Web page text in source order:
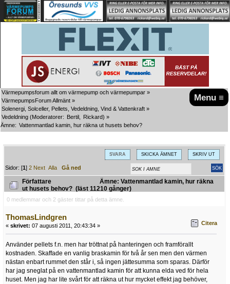
Menu ≡
Värmepumpsforum allt om värmepump och värmepumpar »
VärmepumpsForum Allmänt »
Solenergi, Solceller, Pellets, Vedeldning, Vind & Vattenkraft »
Vedeldning (Moderatorer: Bertil Rickard) »
Ämne: Vattenmantlad kamin, hur räkna ut husets behov?
SVARA SKICKA ÄMNET SKRIV UT
Sidor: [1]2 Next Alla Gå ned
Författare
Ämne: Vattenmantlad kamin, hur räkna
ut husets behov? (läst 11210 gånger)
0 medlemmar och 2 gäster tittar på detta ämne.
ThomasLindgren
« skrivet: 07 augusti 2011, 20:43:34 » Citera
Använder pellets f.n. men har tröttnat på hanteringen och framförallt
kostnaden. Skaffade en vanlig braskamin för två år sen men den värmen
nästan enbart rummet den står i, så ingen jättesumma som sparas. Därför
har jag sneglat på en vattenmantlad kamin för att kunna elda ved för hela
huset. Men jag har lite svårt för att räkna ut hur mycket effekt jag behöver,